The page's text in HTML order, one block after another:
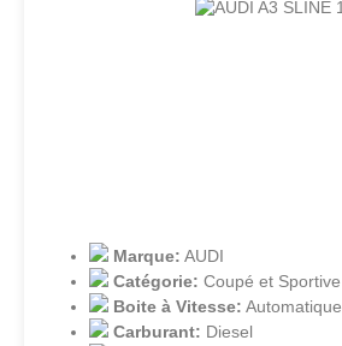
Marque: AUDI
Catégorie: Coupé et Sportive
Boite à Vitesse: Automatique
Carburant: Diesel